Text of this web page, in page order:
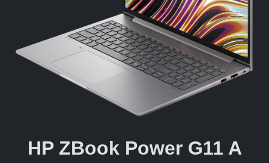
HP ZBook Power G11 A